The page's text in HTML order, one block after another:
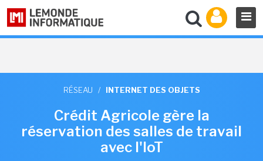
RÉSEAU / INTERNET DES OBJETS
Crédit Agricole gère la
réservation des salles de travail
avec l'IoT